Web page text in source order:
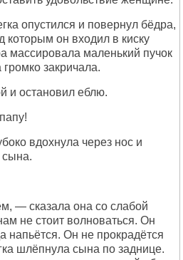
опустился и повернул бёдра,
которым он входил в киску
массировала маленький пучок
закричала.
и остановил еблю.
вдохнула через нос и
сына.
— сказала она со слабой
не стоит волноваться. Он
напьётся. Он не прокрадётся
шлёпнула сына по заднице.